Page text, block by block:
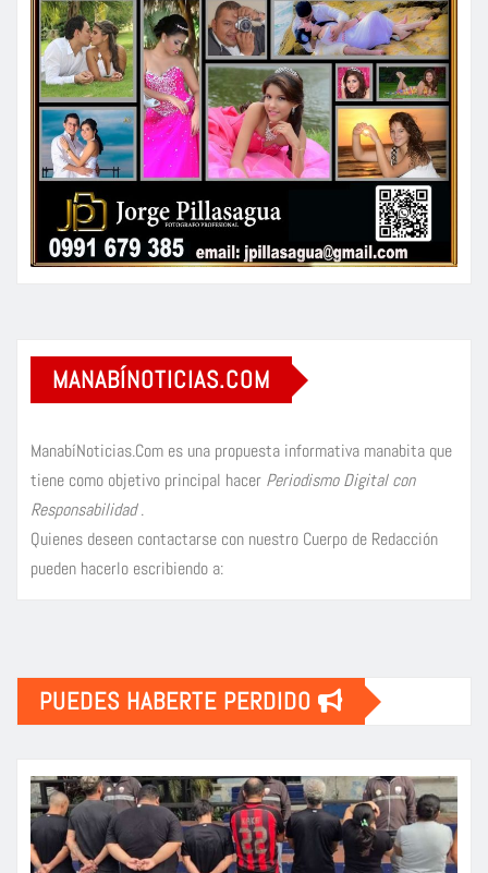
MANABÍNOTICIAS.COM
ManabíNoticias.Com es una propuesta informativa manabita que
tiene como objetivo principal hacer Periodismo Digital con
Responsabilidad.
Quienes deseen contactarse con nuestro Cuerpo de Redacción
pueden hacerlo escribiendo a:
PUEDES HABERTE PERDIDO